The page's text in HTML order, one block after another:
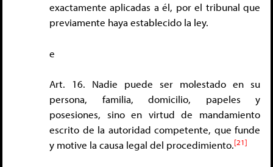
exactamente aplicadas a él, por el tribunal que
previamente haya establecido la ley.
e
Art. 16. Nadie puede ser molestado en su
persona, familia, domicilio, papeles y
posesiones, sino en virtud de mandamiento
escrito de la autoridad competente, que funde
y motive la causa legal del procedimiento.[21]